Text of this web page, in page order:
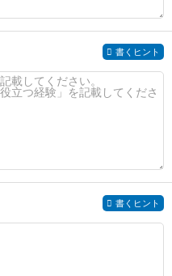
書くヒント
書くヒント